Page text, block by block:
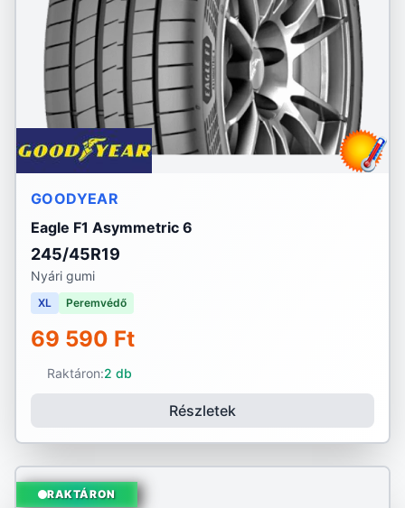
GOODYEAR
Eagle F1 Asymmetric 6
245/45R19
Nyári gumi
XL Peremvédő
69 590 Ft
Raktáron:2 db
Részletek
RAKTÁRON